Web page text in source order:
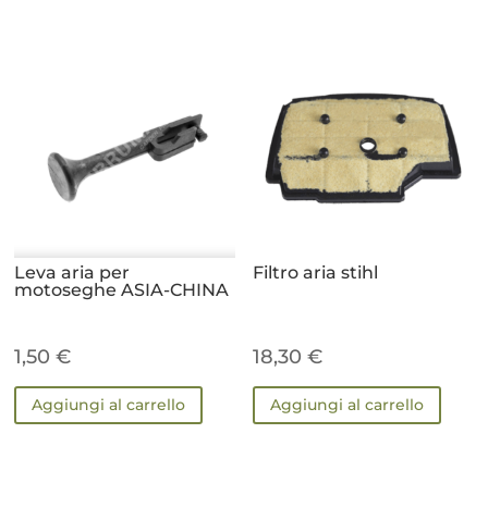
Leva aria per
motoseghe ASIA-CHINA
1,50€
Aggiungi al carrello
Filtro aria stihl
18,30€
Aggiungi al carrello